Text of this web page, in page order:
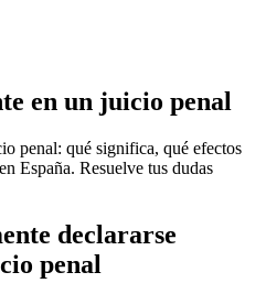
en un juicio penal
penal: qué significa, qué efectos
España. Resuelve tus dudas
declararse
penal